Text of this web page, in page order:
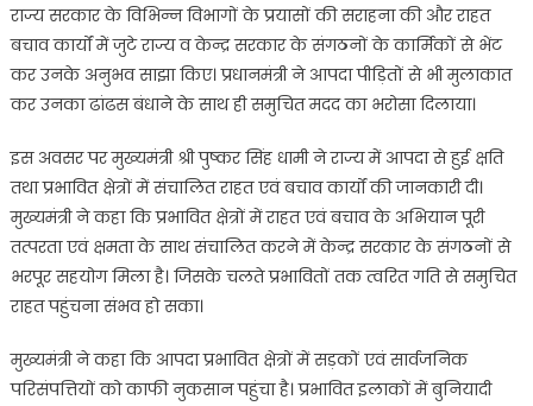
राज्य सरकार के विभिन्न विभागों के प्रयासों की सराहना की और राहत
बचाव कार्यों में जुटे राज्य व केन्द्र सरकार के संगठनों के कार्मिकों से भेंट
कर उनके अनुभव साझा किए। प्रधानमंत्री ने आपदा पीड़ितों से भी मुलाकात
कर उनका ढांढस बंधाने के साथ ही समुचित मदद का भरोसा दिलाया।
इस अवसर पर मुख्यमंत्री श्री पुष्कर सिंह धामी ने राज्य में आपदा से हुई क्षति
तथा प्रभावित क्षेत्रों में संचालित राहत एवं बचाव कार्यों की जानकारी दी।
मुख्यमंत्री ने कहा कि प्रभावित क्षेत्रों में राहत एवं बचाव के अभियान पूरी
तत्परता एवं क्षमता के साथ संचालित करने में केन्द्र सरकार के संगठनों से
भरपूर सहयोग मिला है। जिसके चलते प्रभावितों तक त्वरित गति से समुचित
राहत पहुंचना संभव हो सका।
मुख्यमंत्री ने कहा कि आपदा प्रभावित क्षेत्रों में सड़कों एवं सार्वजनिक
परिसंपत्तियों को काफी नुकसान पहुंचा है। प्रभावित इलाकों में बुनियादी